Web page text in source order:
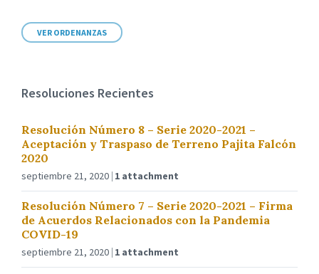
VER ORDENANZAS
Resoluciones Recientes
Resolución Número 8 – Serie 2020-2021 –
Aceptación y Traspaso de Terreno Pajita Falcón
2020
septiembre 21, 2020 1 attachment
Resolución Número 7 – Serie 2020-2021 – Firma
de Acuerdos Relacionados con la Pandemia
COVID-19
septiembre 21, 2020 1 attachment